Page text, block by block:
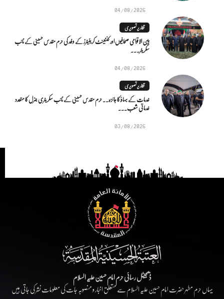
04/08/2026
تقاریر تصویری
بین الاقوامی صحافیوں اور کنٹینٹ کریئیٹرز کے وفد کی حرم مقدس حسینی کے نائب
سکریٹر...
04/08/2026
تقاریر تصویری
خدمات کے بہاؤ کا جائزہ.. حرم مقدس حسینی کے نائب سکریٹری جنرل کا متعدد
خدماتی شعب...
03/08/2026
ڈیجیٹل رسائی حرم امام حسین علیہ السلام
یہاں حرم مطہر حضرت امام حسین علیہ السلام سے متعلق اخبار و منصوبہ جات کی معلومات نشر کی جاتی ہیں